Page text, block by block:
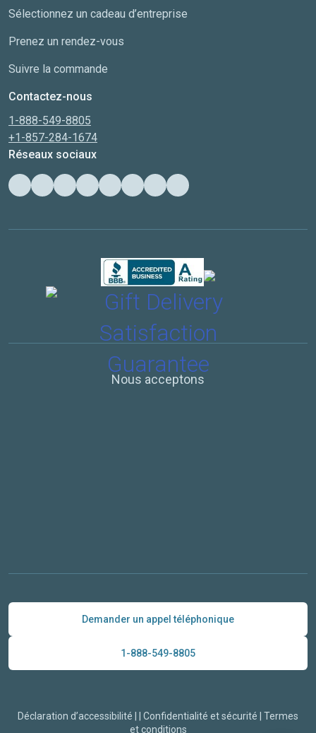
Sélectionnez un cadeau d’entreprise
Prenez un rendez-vous
Suivre la commande
Contactez-nous
1-888-549-8805
+1-857-284-1674
Réseaux sociaux
Nous acceptons
Demander un appel téléphonique
1-888-549-8805
Déclaration d’accessibilité Confidentialité et sécurité
Termes
et conditions